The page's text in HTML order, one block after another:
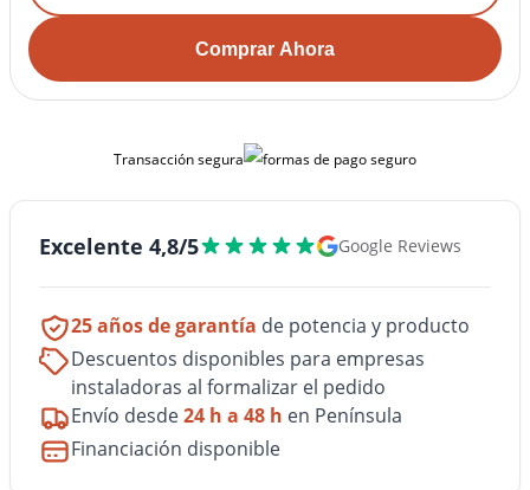
Comprar Ahora
Transacción segura
Excelente 4,8/5 Google Reviews
25 años de garantía de potencia y producto
Descuentos disponibles para empresas
instaladoras al formalizar el pedido
Envío desde24 h a 48 h en Península
Financiación disponible